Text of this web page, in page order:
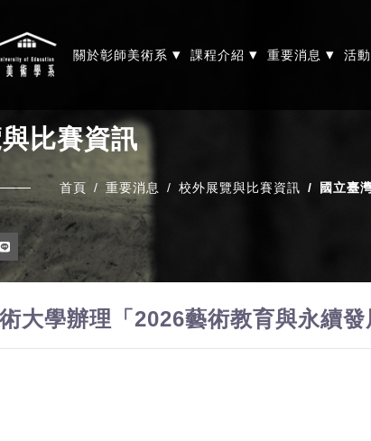
關於彰師美術系 ▾ 課程介紹 ▾ 重要消息 ▾ 活
比賽資訊
首頁 重要消息 校外展覽與比賽資訊 國立臺
大學辦理「2026藝術教育與永續